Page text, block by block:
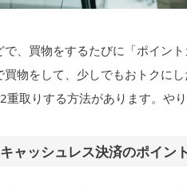
で、買物をするたびに「ポイン
物をして、少しでもおトクにし
取りする方法があります。やり
ャッシュレス決済のポイント